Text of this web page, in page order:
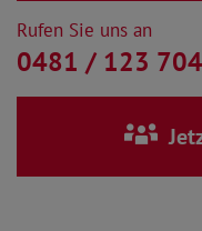
Rufen Sie uns an
0481 / 123